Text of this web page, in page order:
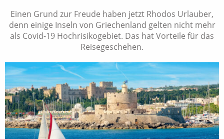
Einen Grund zur Freude haben jetzt Rhodos Urlauber,
denn einige Inseln von Griechenland gelten nicht mehr
als Covid-19 Hochrisikogebiet. Das hat Vorteile für das
Reisegeschehen.